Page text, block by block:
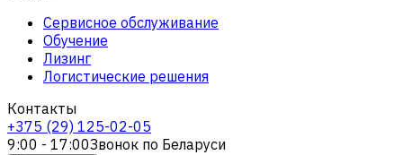
Сервисное обслуживание
Обучение
Лизинг
Логистические решения
Контакты
+375 (29) 125-02-05
9:00 - 17:00Звонок по Беларуси